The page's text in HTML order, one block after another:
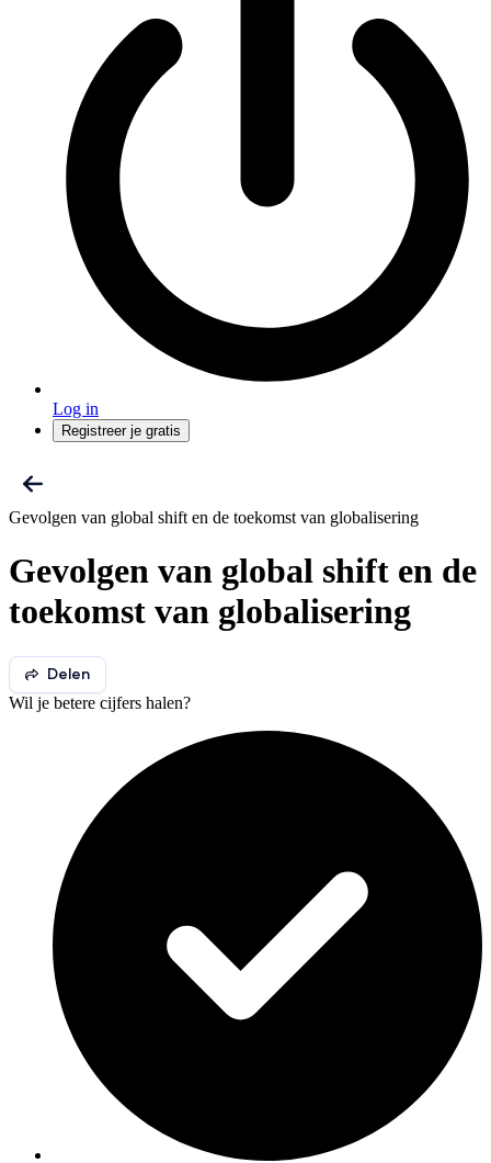
Log in
Registreer je gratis
Gevolgen van global shift en de toekomst van globalisering
Gevolgen van global shift en de
toekomst van globalisering
Delen
Wil je betere cijfers halen?